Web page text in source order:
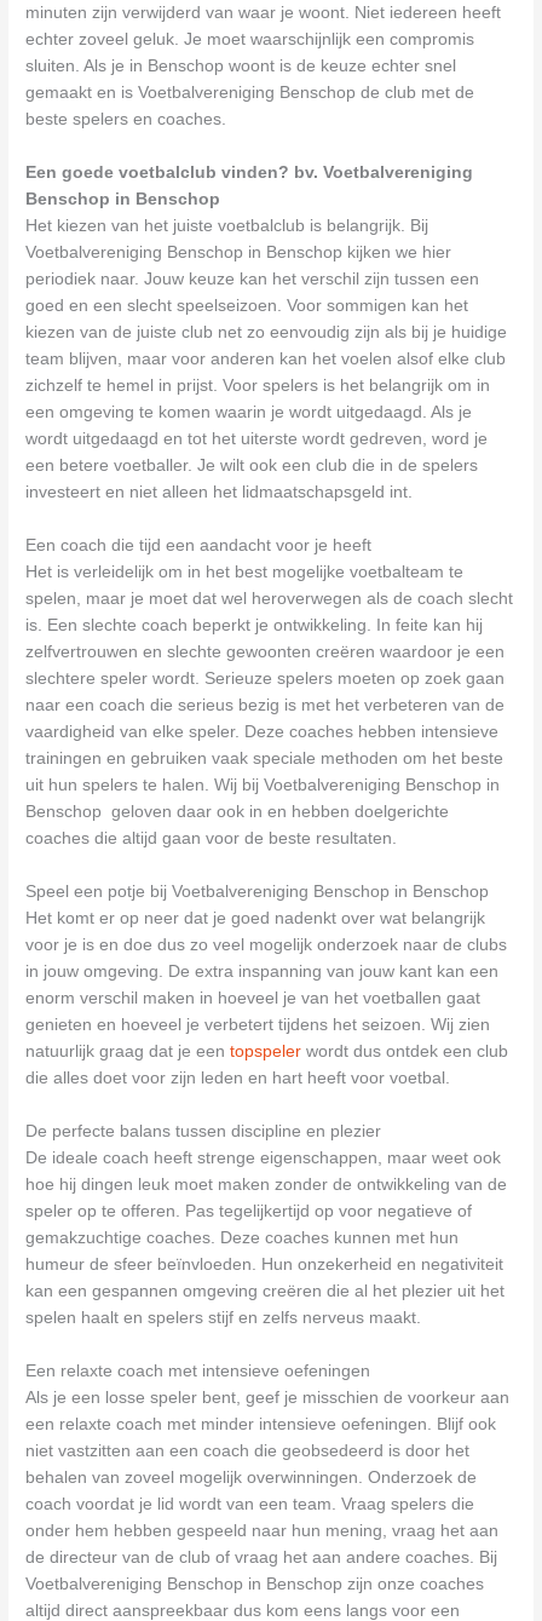
minuten zijn verwijderd van waar je woont. Niet iedereen heeft
echter zoveel geluk. Je moet waarschijnlijk een compromis
sluiten. Als je in Benschop woont is de keuze echter snel
gemaakt en is Voetbalvereniging Benschop de club met de
beste spelers en coaches.
Een goede voetbalclub vinden? bv. Voetbalvereniging
Benschop in Benschop
Het kiezen van het juiste voetbalclub is belangrijk. Bij
Voetbalvereniging Benschop in Benschop kijken we hier
periodiek naar. Jouw keuze kan het verschil zijn tussen een
goed en een slecht speelseizoen. Voor sommigen kan het
kiezen van de juiste club net zo eenvoudig zijn als bij je huidige
team blijven, maar voor anderen kan het voelen alsof elke club
zichzelf te hemel in prijst. Voor spelers is het belangrijk om in
een omgeving te komen waarin je wordt uitgedaagd. Als je
wordt uitgedaagd en tot het uiterste wordt gedreven, word je
een betere voetballer. Je wilt ook een club die in de spelers
investeert en niet alleen het lidmaatschapsgeld int.
Een coach die tijd een aandacht voor je heeft
Het is verleidelijk om in het best mogelijke voetbalteam te
spelen, maar je moet dat wel heroverwegen als de coach slecht
is. Een slechte coach beperkt je ontwikkeling. In feite kan hij
zelfvertrouwen en slechte gewoonten creëren waardoor je een
slechtere speler wordt. Serieuze spelers moeten op zoek gaan
naar een coach die serieus bezig is met het verbeteren van de
vaardigheid van elke speler. Deze coaches hebben intensieve
trainingen en gebruiken vaak speciale methoden om het beste
uit hun spelers te halen. Wij bij Voetbalvereniging Benschop in
Benschop geloven daar ook in en hebben doelgerichte
coaches die altijd gaan voor de beste resultaten.
Speel een potje bij Voetbalvereniging Benschop in Benschop
Het komt er op neer dat je goed nadenkt over wat belangrijk
voor je is en doe dus zo veel mogelijk onderzoek naar de clubs
in jouw omgeving. De extra inspanning van jouw kant kan een
enorm verschil maken in hoeveel je van het voetballen gaat
genieten en hoeveel je verbetert tijdens het seizoen. Wij zien
natuurlijk graag dat je eentopspeler wordt dus ontdek een club
die alles doet voor zijn leden en hart heeft voor voetbal.
De perfecte balans tussen discipline en plezier
De ideale coach heeft strenge eigenschappen, maar weet ook
hoe hij dingen leuk moet maken zonder de ontwikkeling van de
speler op te offeren. Pas tegelijkertijd op voor negatieve of
gemakzuchtige coaches. Deze coaches kunnen met hun
humeur de sfeer beïnvloeden. Hun onzekerheid en negativiteit
kan een gespannen omgeving creëren die al het plezier uit het
spelen haalt en spelers stijf en zelfs nerveus maakt.
Een relaxte coach met intensieve oefeningen
Als je een losse speler bent, geef je misschien de voorkeur aan
een relaxte coach met minder intensieve oefeningen. Blijf ook
niet vastzitten aan een coach die geobsedeerd is door het
behalen van zoveel mogelijk overwinningen. Onderzoek de
coach voordat je lid wordt van een team. Vraag spelers die
onder hem hebben gespeeld naar hun mening, vraag het aan
de directeur van de club of vraag het aan andere coaches. Bij
Voetbalvereniging Benschop in Benschop zijn onze coaches
altijd direct aanspreekbaar dus kom eens langs voor een